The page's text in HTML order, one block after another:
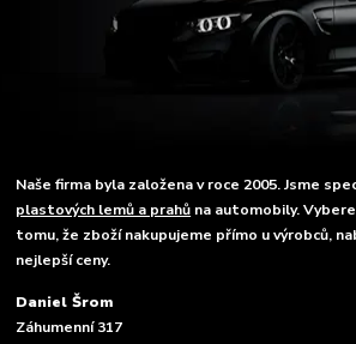
Naše firma byla založena v roce 2005. Jsme
plastových lemů a prahů na automobily.
tomu, že zboží nakupujeme přímo u výrobců,
nejlepší ceny.
Daniel Šrom
Záhumenní 317